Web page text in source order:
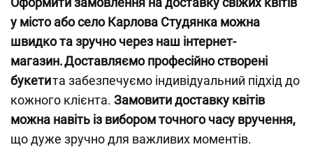
у місто або село Карлова Студянка можна
швидко та зручно через наш інтернет-
магазин.Доставляємо професійно створені
букетита забезпечуємо індивідуальний підхід до
кожного клієнта. Замовити доставку квітів
можна навіть із вибором точного часу вручення,
що дуже зручно для важливих моментів.